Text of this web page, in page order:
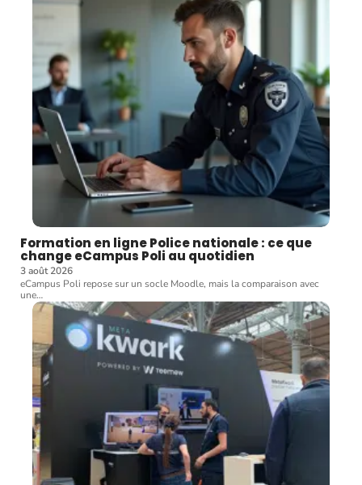
Formation en ligne Police nationale : ce que
change eCampus Poli au quotidien
3 août 2026
eCampus Poli repose sur un socle Moodle, mais la comparaison avec
une…